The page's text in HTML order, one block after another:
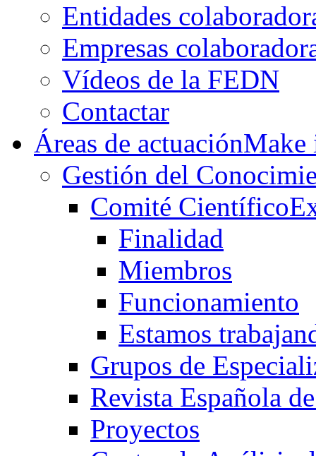
Entidades
Empresas
Vídeos de la FEDN
Contactar
Áreas de actuación
Gestión del
Comité Científico
Finalidad
Miembros
Funcionamiento
Estamos
Grupos de
Revista Española
Proyectos